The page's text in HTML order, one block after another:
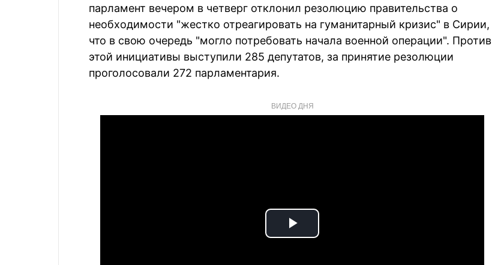
парламент вечером в четверг отклонил резолюцию правительства о
необходимости "жестко отреагировать на гуманитарный кризис" в Сирии,
что в свою очередь "могло потребовать начала военной операции". Против
этой инициативы выступили 285 депутатов, за принятие резолюции
проголосовали 272 парламентария.
ВИДЕО ДНЯ
Play